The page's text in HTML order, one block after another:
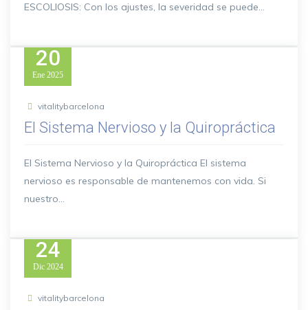
ESCOLIOSIS: Con los ajustes, la severidad se puede...
20
Ene 2025
vitalitybarcelona
El Sistema Nervioso y la Quiropráctica
El Sistema Nervioso y la Quiropráctica El sistema
nervioso es responsable de mantenemos con vida. Si
nuestro...
24
Dic 2024
vitalitybarcelona